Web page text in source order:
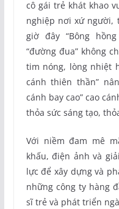
cô gái trẻ khát khao
nghiệp nơi xứ người,
giờ đây “Bông
“đường đua” không
tim nóng, lòng nhiệt
cánh thiên thần”
cánh bay cao” cao
thỏa sức sáng tạo,
Với niềm đam mê
khấu, điện ảnh và
lực để xây dựng và
những công ty hàng
sĩ trẻ và phát triển